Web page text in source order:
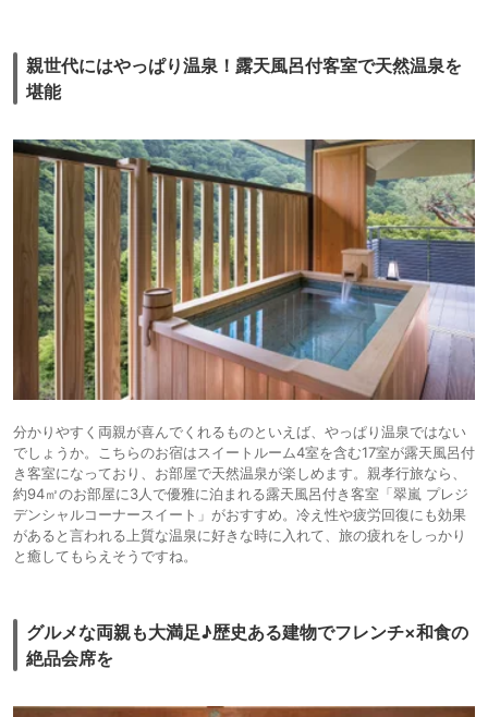
親世代にはやっぱり温泉！露天風呂付客室で天然温泉を
堪能
分かりやすく両親が喜んでくれるものといえば、やっぱり温泉ではない
でしょうか。こちらのお宿はスイートルーム4室を含む17室が露天風呂付
き客室になっており、お部屋で天然温泉が楽しめます。親孝行旅なら、
約94㎡のお部屋に3人で優雅に泊まれる露天風呂付き客室「翠嵐 プレジ
デンシャルコーナースイート」がおすすめ。冷え性や疲労回復にも効果
があると言われる上質な温泉に好きな時に入れて、旅の疲れをしっかり
と癒してもらえそうですね。
グルメな両親も大満足♪歴史ある建物でフレンチ×和食の
絶品会席を